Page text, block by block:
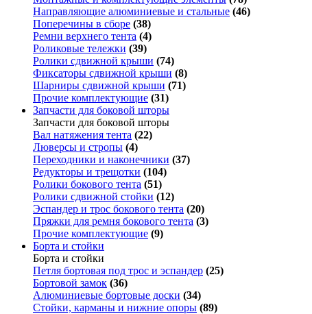
Направляющие алюминиевые и стальные (46)
Поперечины в сборе (38)
Ремни верхнего тента (4)
Роликовые тележки (39)
Ролики сдвижной крыши (74)
Фиксаторы сдвижной крыши (8)
Шарниры сдвижной крыши (71)
Прочие комплектующие (31)
Запчасти для боковой шторы
Запчасти для боковой шторы
Вал натяжения тента (22)
Люверсы и стропы (4)
Переходники и наконечники (37)
Редукторы и трещотки (104)
Ролики бокового тента (51)
Ролики сдвижной стойки (12)
Эспандер и трос бокового тента (20)
Пряжки для ремня бокового тента (3)
Прочие комплектующие (9)
Борта и стойки
Борта и стойки
Петля бортовая под трос и эспандер (25)
Бортовой замок (36)
Алюминиевые бортовые доски (34)
Стойки, карманы и нижние опоры (89)